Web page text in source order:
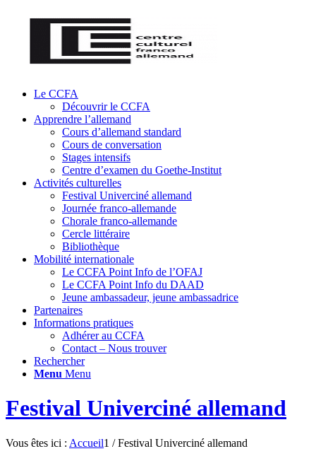
Le CCFA
Découvrir le CCFA
Apprendre l’allemand
Cours d’allemand standard
Cours de conversation
Stages intensifs
Centre d’examen du Goethe-Institut
Activités culturelles
Festival Univerciné allemand
Journée franco-allemande
Chorale franco-allemande
Cercle littéraire
Bibliothèque
Mobilité internationale
Le CCFA Point Info de l’OFAJ
Le CCFA Point Info du DAAD
Jeune ambassadeur, jeune ambassadrice
Partenaires
Informations pratiques
Adhérer au CCFA
Contact – Nous trouver
Rechercher
Menu Menu
Festival Univerciné allemand
Vous êtes ici : Accueil1 / Festival Univerciné allemand